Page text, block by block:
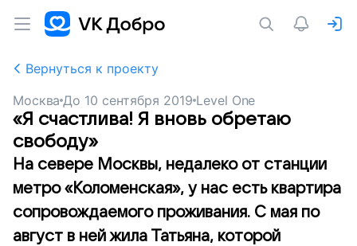
Вернуться к проекту
Москва До 10 сентября 2019 Level One
«Я счастлива! Я вновь обретаю
свободу»
На севере Москвы, недалеко от станции
метро «Коломенская», у нас есть квартира
сопровождаемого проживания. С мая по
август в ней жила Татьяна, которой